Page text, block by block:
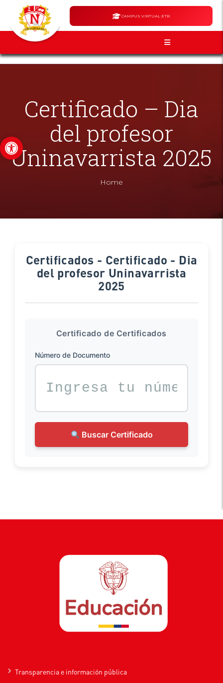
Abrir barra de herramientas
CAMPUS VIRTUAL ETR
Certificado – Dia
del profesor
Uninavarrista 2025
Home
Certificados - Certificado - Dia
del profesor Uninavarrista
2025
Certificado de Certificados
Número de Documento
Buscar Certificado
Transparencia e información pública